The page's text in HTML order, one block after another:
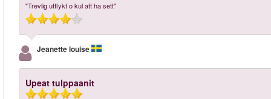
"Trevlig utflykt o kul att ha sett"
Jeanette louise
Upeat tulppaanit